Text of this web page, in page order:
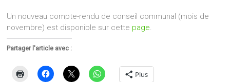
Un nouveau compte-rendu de conseil communal (mois de
novembre) est disponible sur cette page.
Partager l'article avec :
Plus